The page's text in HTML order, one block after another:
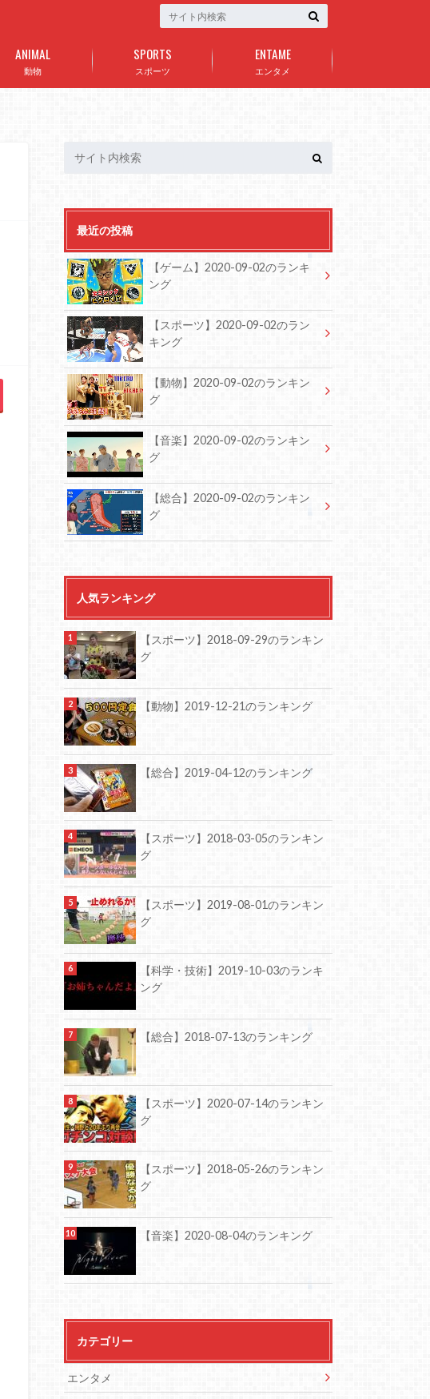
動物
ANIMAL
スポーツ
SPORTS
エンタメ
ENTAME
最近の投稿
【ゲーム】2020-09-02のランキ
ング
【スポーツ】2020-09-02のラン
キング
【動物】2020-09-02のランキン
グ
【音楽】2020-09-02のランキン
グ
【総合】2020-09-02のランキン
グ
人気ランキング
【スポーツ】2018-09-29のランキン
グ
【動物】2019-12-21のランキング
【総合】2019-04-12のランキング
【スポーツ】2018-03-05のランキン
グ
【スポーツ】2019-08-01のランキン
グ
【科学・技術】2019-10-03のランキ
ング
【総合】2018-07-13のランキング
【スポーツ】2020-07-14のランキン
グ
【スポーツ】2018-05-26のランキン
グ
【音楽】2020-08-04のランキング
カテゴリー
エンタメ